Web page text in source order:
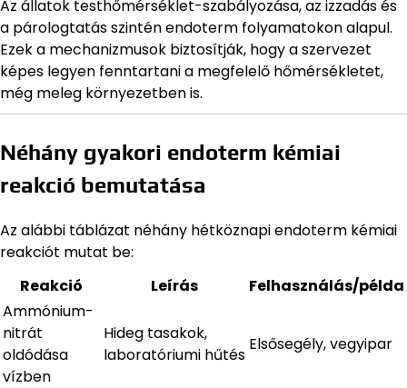
Az állatok testhőmérséklet-szabályozása, az izzadás és
a párologtatás szintén endoterm folyamatokon alapul.
Ezek a mechanizmusok biztosítják, hogy a szervezet
képes legyen fenntartani a megfelelő hőmérsékletet,
még meleg környezetben is.
Néhány gyakori endoterm kémiai
reakció bemutatása
Az alábbi táblázat néhány hétköznapi endoterm kémiai
reakciót mutat be:
Reakció
Leírás
Felhasználás/példa
Ammónium-
nitrát
oldódása
vízben
Hideg tasakok,
laboratóriumi hűtés
Elsősegély, vegyipar